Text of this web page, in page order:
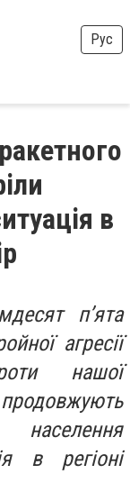
Рус
в
п’ята
агресії
нашої
в регіоні